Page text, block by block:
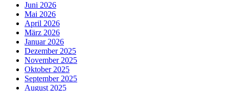
Juni 2026
Mai 2026
April 2026
März 2026
Januar 2026
Dezember 2025
November 2025
Oktober 2025
September 2025
August 2025